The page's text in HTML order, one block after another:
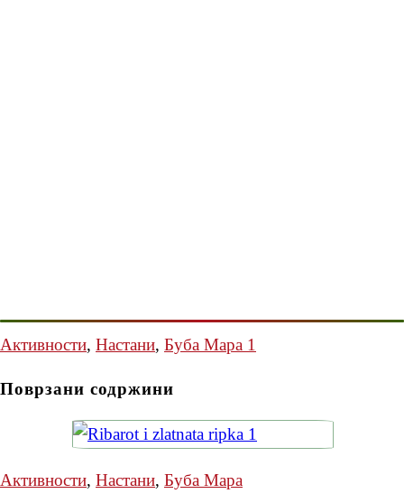
Активности, Настани, Буба Мара 1
Поврзани содржини
Активности, Настани, Буба Мара